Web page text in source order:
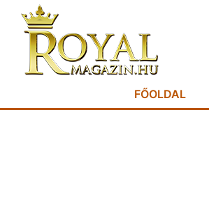
FŐOLDAL